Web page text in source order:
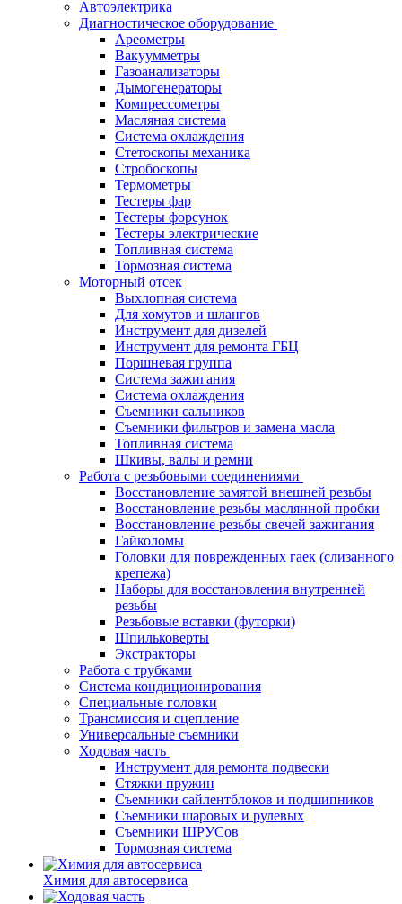
Автоэлектрика
Диагностическое оборудование
Ареометры
Вакуумметры
Газоанализаторы
Дымогенераторы
Компрессометры
Масляная система
Система охлаждения
Стетоскопы механика
Стробоскопы
Термометры
Тестеры фар
Тестеры форсунок
Тестеры электрические
Топливная система
Тормозная система
Моторный отсек
Выхлопная система
Для хомутов и шлангов
Инструмент для дизелей
Инструмент для ремонта ГБЦ
Поршневая группа
Система зажигания
Система охлаждения
Съемники сальников
Съемники фильтров и замена масла
Топливная система
Шкивы, валы и ремни
Работа с резьбовыми соединениями
Восстановление замятой внешней резьбы
Восстановление резьбы маслянной пробки
Восстановление резьбы свечей зажигания
Гайколомы
Головки для поврежденных гаек (слизанного
крепежа)
Наборы для восстановления внутренней
резьбы
Резьбовые вставки (футорки)
Шпильковерты
Экстракторы
Работа с трубками
Система кондиционирования
Специальные головки
Трансмиссия и сцепление
Универсальные съемники
Ходовая часть
Инструмент для ремонта подвески
Стяжки пружин
Съемники сайлентблоков и подшипников
Съемники шаровых и рулевых
Съемники ШРУСов
Тормозная система
Химия для автосервиса